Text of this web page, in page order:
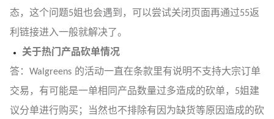
态，这个问题5姐也会遇到，可以尝试关闭页面再通过55返
利链接进入一般就解决了。
关于热门产品砍单情况
答：Walgreens 的活动一直在条款里有说明不支持大宗订单
交易，有可能是一单相同产品数量过多造成的砍单，5姐建
议分单进行购买；当然也不排除有因为缺货等原因造成的砍